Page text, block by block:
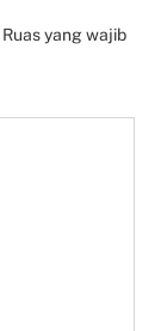
Ruas yang wajib